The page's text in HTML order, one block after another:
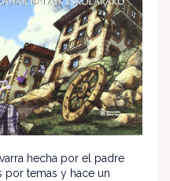
hecha por el padre
por temas y hace un